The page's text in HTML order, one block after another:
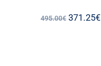
495.00€ 371.25€